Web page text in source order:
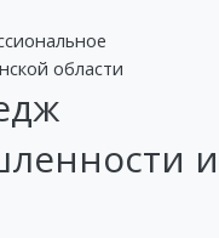
области
и